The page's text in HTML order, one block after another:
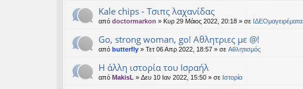
Kale chips - Τσιπς λαχανίδας
από doctormarkon » Κυρ 29 Μάιος 2022, 20:18 » σε ΙΔΕΟμαγειρέματα
Go, strong woman, go! Αθλητριες με @!
από butterfly » Τετ 06 Απρ 2022, 18:57 » σε Αθλητισμός
Η άλλη ιστορία του Ισραήλ
από MakisL » Δευ 10 Ιαν 2022, 15:50 » σε Ιστορία